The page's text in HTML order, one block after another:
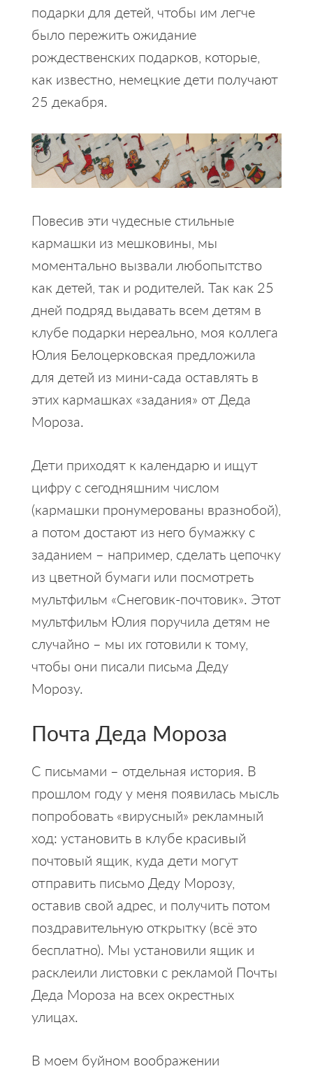
подарки для детей, чтобы им легче
было пережить ожидание
рождественских подарков, которые,
как известно, немецкие дети получают
25 декабря.
Повесив эти чудесные стильные
кармашки из мешковины, мы
моментально вызвали любопытство
как детей, так и родителей. Так как 25
дней подряд выдавать всем детям в
клубе подарки нереально, моя коллега
Юлия Белоцерковская предложила
для детей из мини-сада оставлять в
этих кармашках «задания» от Деда
Мороза.
Дети приходят к календарю и ищут
цифру с сегодняшним числом
(кармашки пронумерованы вразнобой),
а потом достают из него бумажку с
заданием – например, сделать цепочку
из цветной бумаги или посмотреть
мультфильм «Снеговик-почтовик». Этот
мультфильм Юлия поручила детям не
случайно – мы их готовили к тому,
чтобы они писали письма Деду
Морозу.
Почта Деда Мороза
С письмами – отдельная история. В
прошлом году у меня появилась мысль
попробовать «вирусный» рекламный
ход: установить в клубе красивый
почтовый ящик, куда дети могут
отправить письмо Деду Морозу,
оставив свой адрес, и получить потом
поздравительную открытку (всё это
бесплатно). Мы установили ящик и
расклеили листовки с рекламой Почты
Деда Мороза на всех окрестных
улицах.
В моем буйном воображении